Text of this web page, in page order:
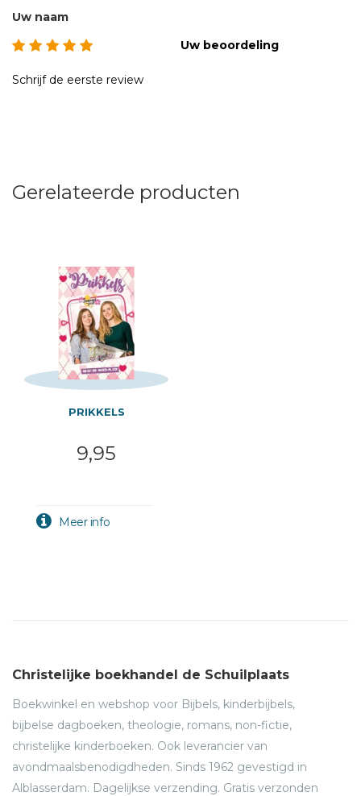
Uw naam
Uw beoordeling
Schrijf de eerste review
Gerelateerde producten
PRIKKELS
9,95
Christelijke boekhandel de Schuilplaats
Boekwinkel en webshop voor Bijbels, kinderbijbels,
bijbelse dagboeken, theologie, romans, non-fictie,
christelijke kinderboeken. Ook leverancier van
avondmaalsbenodigdheden. Sinds 1962 gevestigd in
Alblasserdam. Dagelijkse verzending. Gratis verzonden